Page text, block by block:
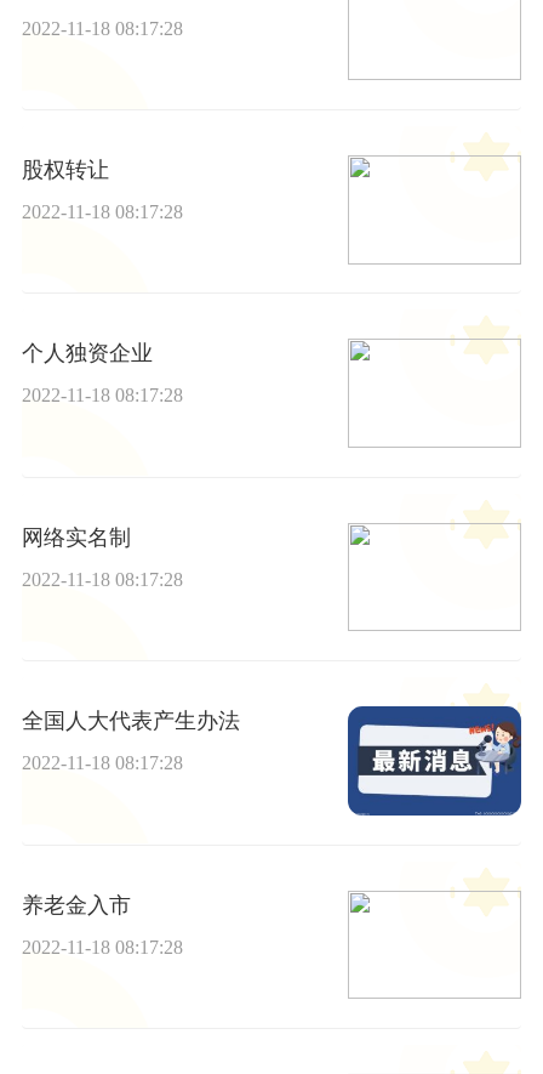
2022-11-18 08:17:28
股权转让
2022-11-18 08:17:28
个人独资企业
2022-11-18 08:17:28
网络实名制
2022-11-18 08:17:28
全国人大代表产生办法
2022-11-18 08:17:28
养老金入市
2022-11-18 08:17:28